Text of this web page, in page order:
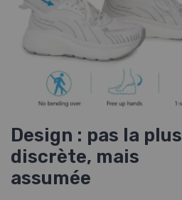
Design : pas la plus
discrète, mais
assumée